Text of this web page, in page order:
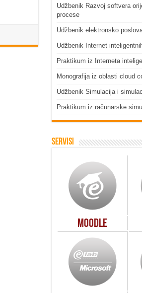
Udžbenik Razvoj softvera
procese
Udžbenik elektronsko
Udžbenik Internet
Praktikum iz Interneta
Monografija iz oblasti cloud
Udžbenik Simulacija i
Praktikum iz računarske
Servisi
Moodle